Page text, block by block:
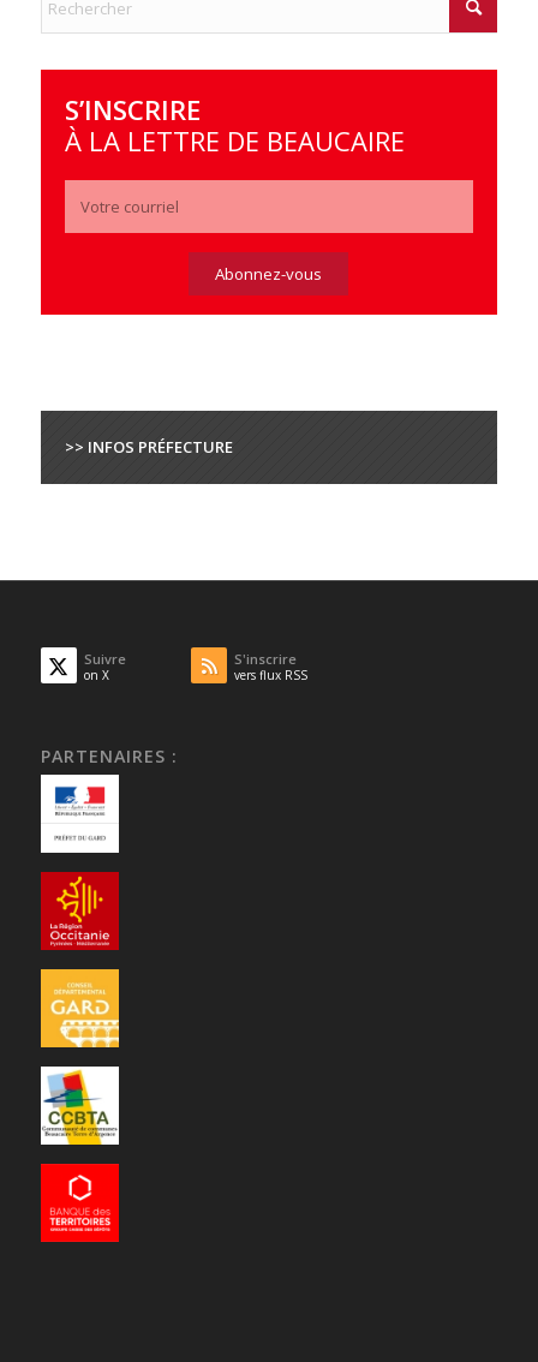
S’INSCRIRE
À LA LETTRE DE BEAUCAIRE
>> INFOS PRÉFECTURE
Suivre
on X
S'inscrire
vers flux RSS
PARTENAIRES :